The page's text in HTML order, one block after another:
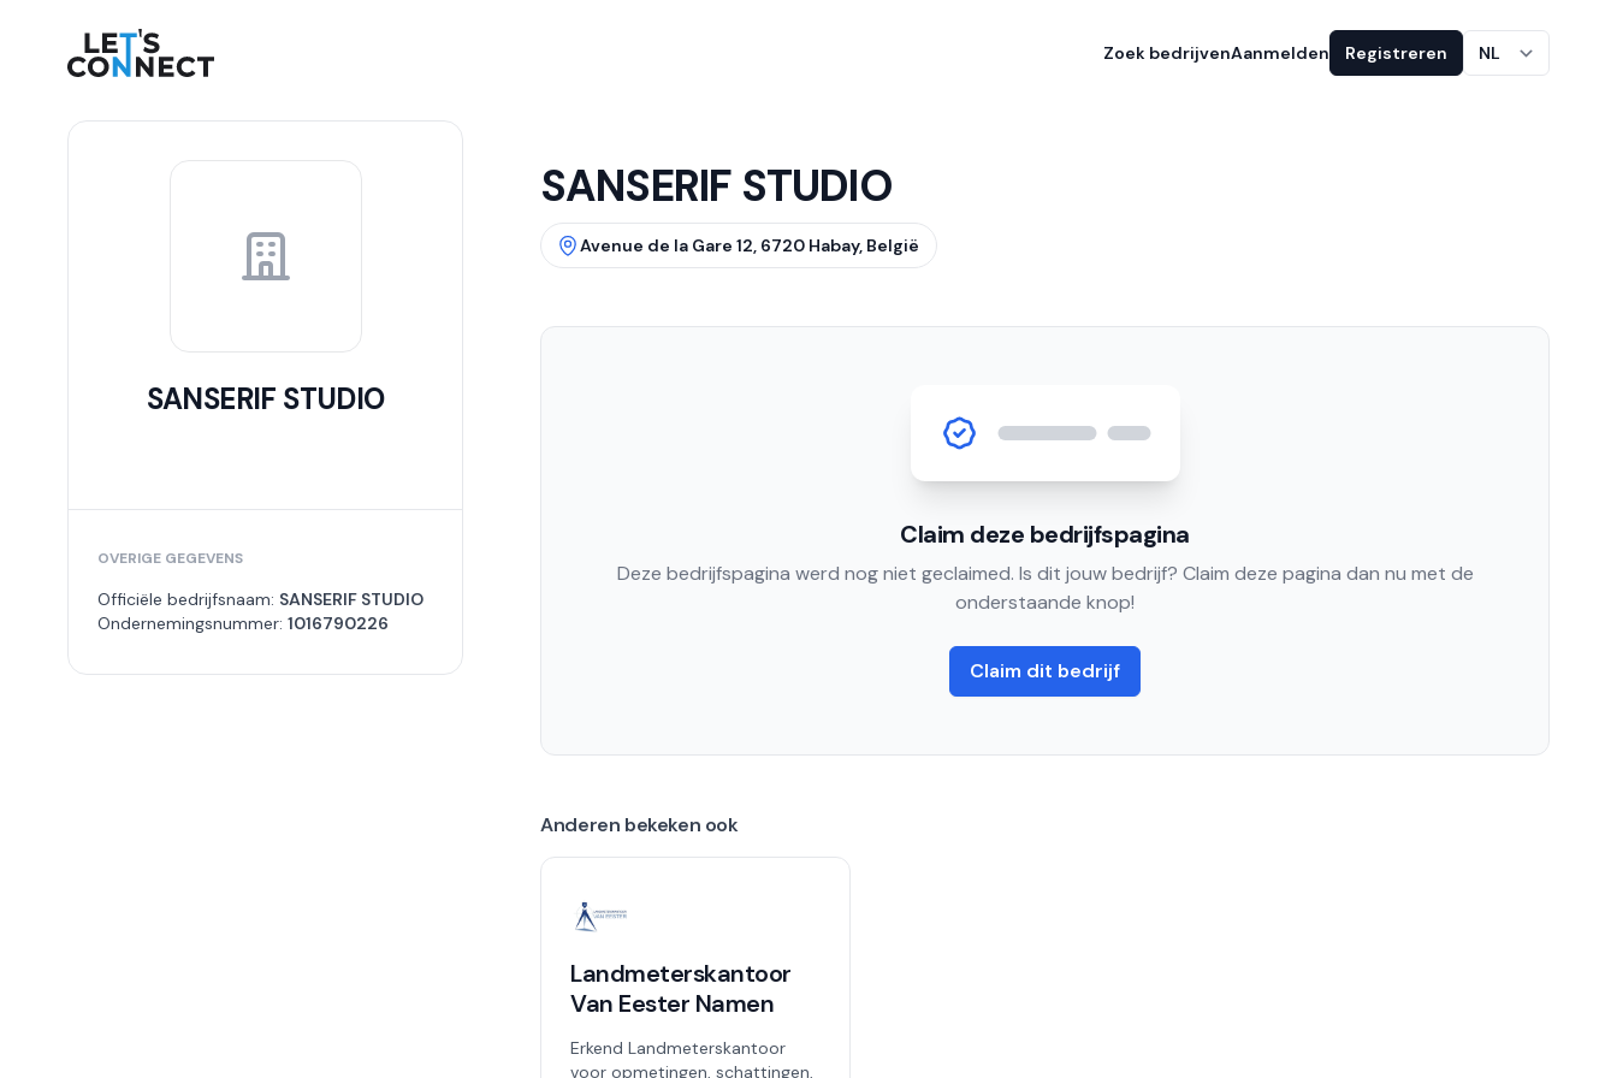
Let's Connect Zoek bedrijvenAanmelden Registreren NL
SANSERIF STUDIO
OVERIGE GEGEVENS
Officiële bedrijfsnaam: SANSERIF STUDIO
Ondernemingsnummer: 1016790226
SANSERIF STUDIO
Avenue de la Gare 12, 6720 Habay, België
Claim deze bedrijfspagina
Deze bedrijfspagina werd nog niet geclaimed. Is dit jouw bedrijf? Claim deze pagina dan nu met de
onderstaande knop!
Claim dit bedrijf
Anderen bekeken ook
Landmeterskantoor
Van Eester Namen
Erkend Landmeterskantoor
voor opmetingen, schattingen,